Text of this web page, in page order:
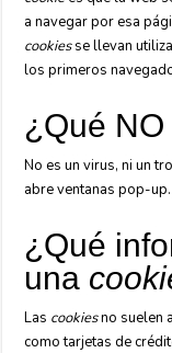
a navegar por esa
cookiesse llevan
los primeros
¿Qué
No es un virus, ni un
abre ventanas pop-up.
¿Qué
una
Las cookiesno suelen
como tarjetas de